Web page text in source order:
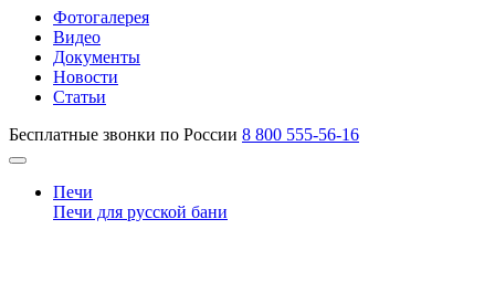
Фотогалерея
Видео
Документы
Новости
Статьи
Бесплатные звонки по России 8 800 555-56-16
Печи
Печи для русской бани